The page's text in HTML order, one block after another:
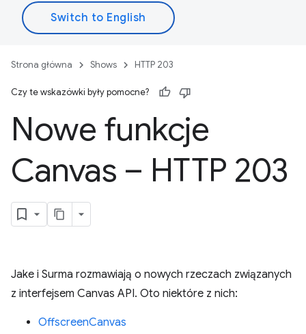
Strona główna Shows HTTP 203
Czy te wskazówki były pomocne?
Nowe funkcje
Canvas – HTTP 203
Jake i Surma rozmawiają o nowych rzeczach związanych
z interfejsem Canvas API. Oto niektóre z nich:
OffscreenCanvas